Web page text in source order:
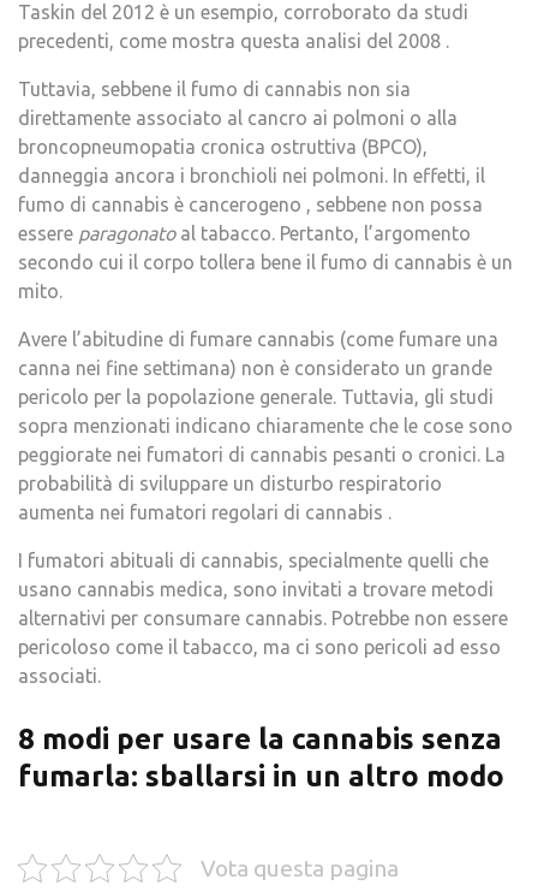
Taskin del 2012 è un esempio, corroborato da studi
precedenti, come mostra questa analisi del 2008 .
Tuttavia, sebbene il fumo di cannabis non sia
direttamente associato al cancro ai polmoni o alla
broncopneumopatia cronica ostruttiva (BPCO),
danneggia ancora i bronchioli nei polmoni. In effetti, il
fumo di cannabis è cancerogeno , sebbene non possa
essere paragonatoal tabacco. Pertanto, l’argomento
secondo cui il corpo tollera bene il fumo di cannabis è un
mito.
Avere l’abitudine di fumare cannabis (come fumare una
canna nei fine settimana) non è considerato un grande
pericolo per la popolazione generale. Tuttavia, gli studi
sopra menzionati indicano chiaramente che le cose sono
peggiorate nei fumatori di cannabis pesanti o cronici. La
probabilità di sviluppare un disturbo respiratorio
aumenta nei fumatori regolari di cannabis .
I fumatori abituali di cannabis, specialmente quelli che
usano cannabis medica, sono invitati a trovare metodi
alternativi per consumare cannabis. Potrebbe non essere
pericoloso come il tabacco, ma ci sono pericoli ad esso
associati.
8 modi per usare la cannabis senza
fumarla: sballarsi in un altro modo
Vota questa pagina